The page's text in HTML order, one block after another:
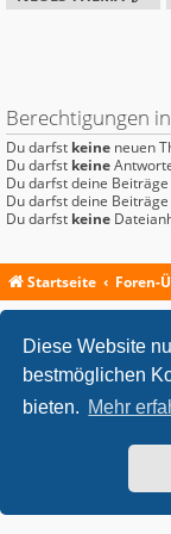
Diese Website
bestmöglichen
bieten. Mehr
Berechtigungen
Du darfst keine neuen
Du darfst keine
Du darfst deine
Du darfst deine
Du darfst keine
Startseite Foren-
Powered